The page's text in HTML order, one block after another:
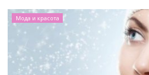
Мода и красота